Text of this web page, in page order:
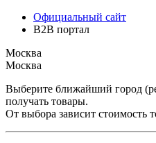
Официальный сайт
B2B портал
Москва
Москва
Выберите ближайший город
получать товары.
От выбора зависит стоимость